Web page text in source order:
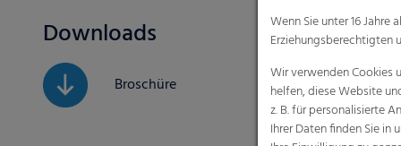
Downloads
Broschüre
Wenn Sie unter 16
Erziehungsberechtigten
Wir verwenden Cookies
helfen, diese Website
z. B. für personalisierte
Ihrer Daten finden Sie in